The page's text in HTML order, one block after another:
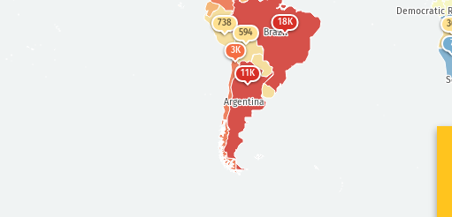
Argentina
Democratic
Brazil
11K
594
18K
3K
738